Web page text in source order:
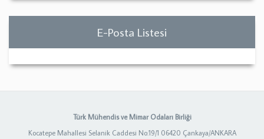
E-Posta Listesi
Türk Mühendis ve Mimar Odaları Birliği
Kocatepe Mahallesi Selanik Caddesi No:19/1 06420 Çankaya/ANKARA